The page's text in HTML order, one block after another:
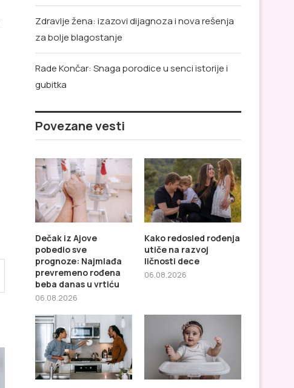
Zdravlje žena: izazovi dijagnoza i nova rešenja
za bolje blagostanje
Rade Končar: Snaga porodice u senci istorije i
gubitka
Povezane vesti
Dečak iz Ajove
pobedio sve
prognoze: Najmlađa
prevremeno rođena
beba danas u vrtiću
06.08.2026
Kako redosled rođenja
utiče na razvoj
ličnosti dece
06.08.2026